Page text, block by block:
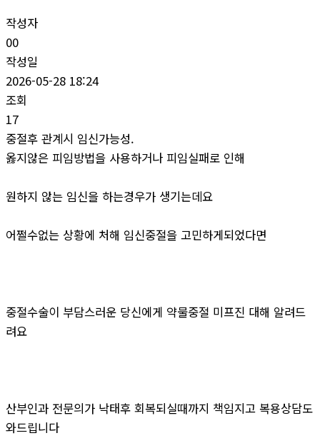
작성자
00
작성일
2026-05-28 18:24
조회
17
중절후 관계시 임신가능성.
옳지않은 피임방법을 사용하거나 피임실패로 인해
원하지 않는 임신을 하는경우가 생기는데요
어쩔수없는 상황에 처해 임신중절을 고민하게되었다면
중절수술이 부담스러운 당신에게 약물중절 미프진 대해 알려드
려요
산부인과 전문의가 낙태후 회복되실때까지 책임지고 복용상담도
와드립니다